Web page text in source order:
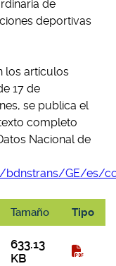
de
deportivas
los artículos
17 de
se publica el
completo
Nacional de
bdnstrans/GE/es/
deportivas 2025
Tamaño Tipo
633.13
KB